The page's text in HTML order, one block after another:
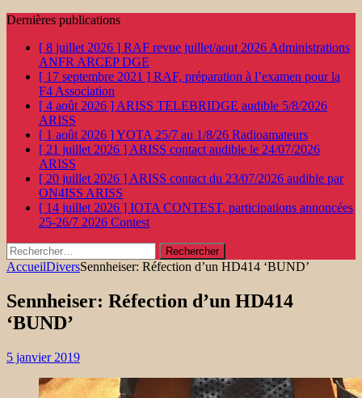
Dernières publications
[ 8 juillet 2026 ] RAF revue juillet/aout 2026 Administrations
ANFR ARCEP DGE
[ 17 septembre 2021 ] RAF, préparation à l’examen pour la
F4 Association
[ 4 août 2026 ] ARISS TELEBRIDGE audible 5/8/2026
ARISS
[ 1 août 2026 ]YOTA 25/7 au 1/8/26 Radioamateurs
[ 21 juillet 2026 ] ARISS contact audible le 24/07/2026
ARISS
[ 20 juillet 2026 ] ARISS contact du 23/07/2026 audible par
ON4ISS ARISS
[ 14 juillet 2026 ] IOTA CONTEST, participations annoncées
25-26/7 2026 Contest
Rechercher :
AccueilDiversSennheiser: Réfection d’un HD414 ‘BUND’
Sennheiser: Réfection d’un HD414
‘BUND’
5 janvier 2019